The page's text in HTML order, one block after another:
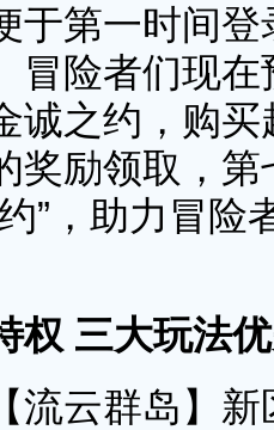
于第一时间
冒险者们现
诚之约，购
奖励领取，
”，助力冒险
权 三大玩法
云群岛】新